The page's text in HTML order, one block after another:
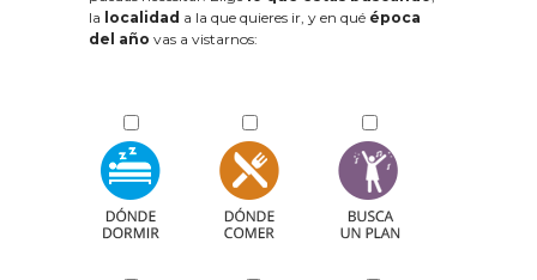
la localidad a la que quieres ir, y en qué época
del año vas a vistarnos: